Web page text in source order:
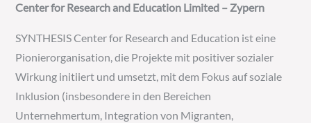
Center for Research and Education Limited – Zypern
SYNTHESIS Center for Research and Education ist eine
Pionierorganisation, die Projekte mit positiver sozialer
Wirkung initiiert und umsetzt, mit dem Fokus auf soziale
Inklusion (insbesondere in den Bereichen
Unternehmertum, Integration von Migranten,